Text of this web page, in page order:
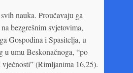
nauka. Proučavaju ga
bezgrešnim svjetovima,
Gospodina i Spasitelja, u
u umu Beskonačnoga, “po
(Rimljanima 16,25).